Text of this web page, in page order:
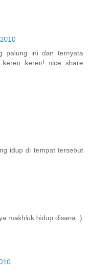
palung ini dan ternyata
keren! nice share
idup di tempat tersebut
makhluk hidup disana :)